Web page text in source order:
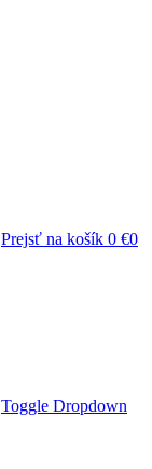
Prejsť na košík 0 €0
Toggle Dropdown